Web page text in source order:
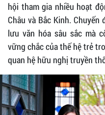
hội tham gia nhiều hoạt
Châu và Bắc Kinh.
lưu văn hóa sâu sắc mà
vững chắc của thế hệ trẻ
quan hệ hữu nghị truyền